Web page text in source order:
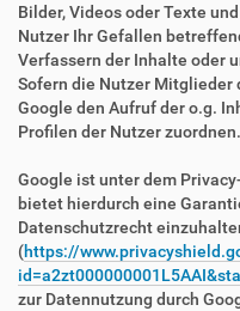
Bilder, Videos oder Texte
Nutzer Ihr Gefallen
Verfassern der Inhalte oder
Sofern die Nutzer Mitglieder
Google den Aufruf der o.g.
Profilen der Nutzer zuordnen.
Google ist unter dem
bietet hierdurch eine
Datenschutzrecht
(https://
zur Datennutzung durch